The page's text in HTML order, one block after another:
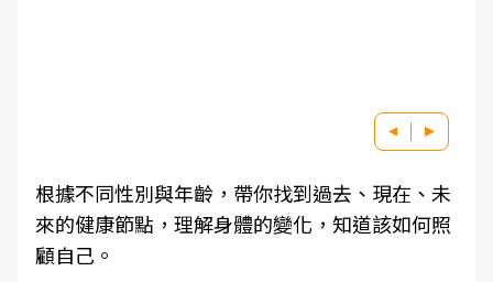
根據不同性別與年齡，帶你找到過去、現在、未
來的健康節點，理解身體的變化，知道該如何照
顧自己。